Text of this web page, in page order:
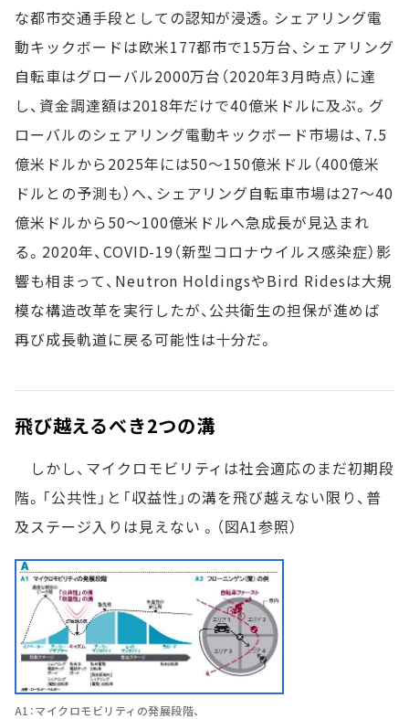
な都市交通手段としての認知が浸透。シェアリング電
動キックボードは欧米177都市で15万台、シェアリング
自転車はグローバル2000万台（2020年3月時点）に達
し、資金調達額は2018年だけで40億米ドルに及ぶ。グ
ローバルのシェアリング電動キックボード市場は、7.5
億米ドルから2025年には50～150億米ドル（400億米
ドルとの予測も）へ、シェアリング自転車市場は27～40
億米ドルから50～100億米ドルへ急成長が見込まれ
る。2020年、COVID-19（新型コロナウイルス感染症）影
響も相まって、Neutron HoldingsやBird Ridesは大規
模な構造改革を実行したが、公共衛生の担保が進めば
再び成長軌道に戻る可能性は十分だ。
飛び越えるべき2つの溝
しかし、マイクロモビリティは社会適応のまだ初期段
階。「公共性」と「収益性」の溝を飛び越えない限り、普
及ステージ入りは見えない 。（図A1参照）
A1：マイクロモビリティの発展段階、